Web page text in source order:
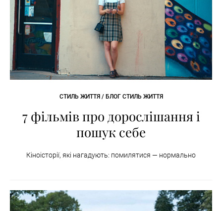
СТИЛЬ ЖИТТЯ / БЛОГ СТИЛЬ ЖИТТЯ
7 фільмів про дорослішання і
пошук себе
Кіноісторії, які нагадують: помилятися — нормально